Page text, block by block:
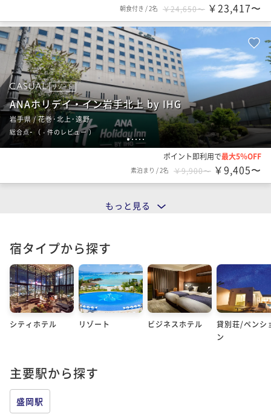
朝食付き /2名 ￥24,650〜 ￥23,417〜
12345
リゾート
ANAホリデイ・イン岩手北上 by IHG
岩手県 / 花巻･北上･遠野
総合点- （ - 件のレビュー）
ポイント即利用で最大5％OFF
素泊まり /2名 ￥9,900〜 ￥9,405〜
もっと見る
宿タイプから探す
シティホテル リゾート ビジネスホテル
貸別荘/ペンシ
ン
主要駅から探す
盛岡駅